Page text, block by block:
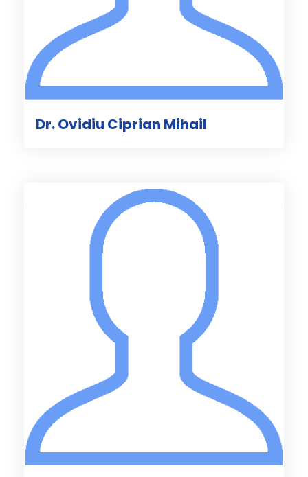
Dr. Ovidiu Ciprian Mihail